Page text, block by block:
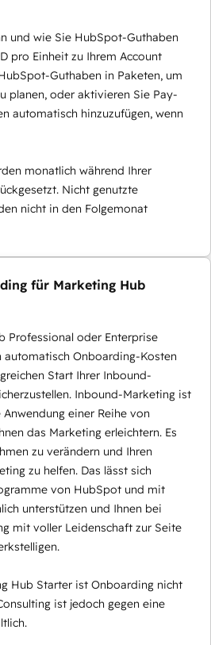
und wie Sie HubSpot-Guthaben
pro Einheit zu Ihrem Account
Guthaben in Paketen, um
planen, oder aktivieren Sie Pay-
automatisch hinzuzufügen, wenn
monatlich während Ihrer
Nicht genutzte
nicht in den Folgemonat
für Marketing Hub
Professional oder Enterprise
automatisch Onboarding-Kosten
Start Ihrer Inbound-
Inbound-Marketing ist
einer Reihe von
das Marketing erleichtern. Es
zu verändern und Ihren
zu helfen. Das lässt sich
von HubSpot und mit
unterstützen und Ihnen bei
mit voller Leidenschaft zur Seite
Hub Starter ist Onboarding nicht
ist jedoch gegen eine